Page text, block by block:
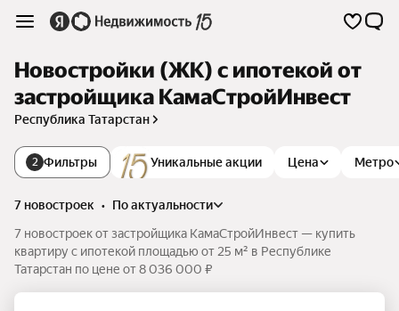
Новостройки (ЖК) с ипотекой от
застройщика КамаСтройИнвест
Республика Татарстан
2 Фильтры Уникальные акции Цена Метро
7 новостроек •
по актуальности
7 новостроек от застройщика КамаСтройИнвест — купить
квартиру с ипотекой площадью от 25 м² в Республике
Татарстан по цене от 8 036 000 ₽